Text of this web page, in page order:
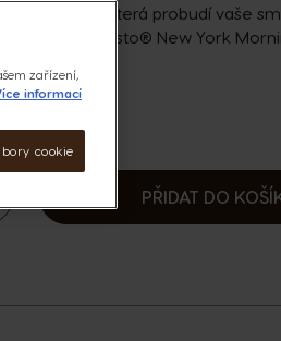
směs, která probudí vaše
Dolce Gusto® New York
PŘIDAT DO
zařízení,
informací
cookie